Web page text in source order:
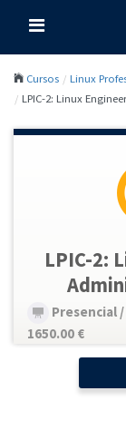
Cursos
Linux
LPIC-2: Linux
LPIC-2:
Presencial
1650.00 €